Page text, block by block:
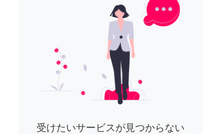
受けたいサービスが見つからない